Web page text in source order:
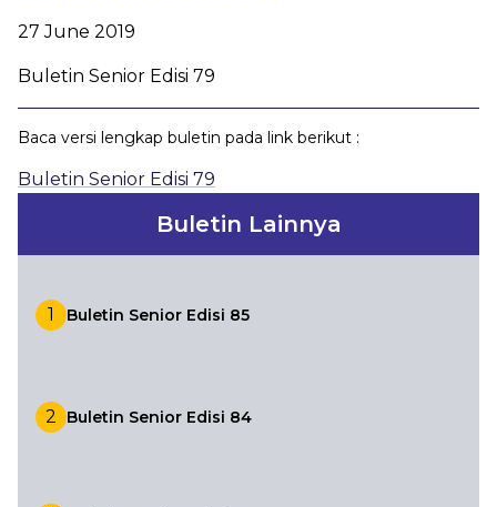
Buletin
Informasi
Situs Lain
27 June 2019
Buletin Senior Edisi 79
Baca versi lengkap buletin pada link berikut :
Buletin Senior Edisi 79
Buletin Lainnya
1 Buletin Senior Edisi 85
2 Buletin Senior Edisi 84